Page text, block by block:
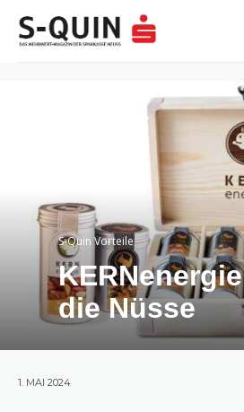
S-Quin Vorteile
die Nüsse
1. MAI 2024